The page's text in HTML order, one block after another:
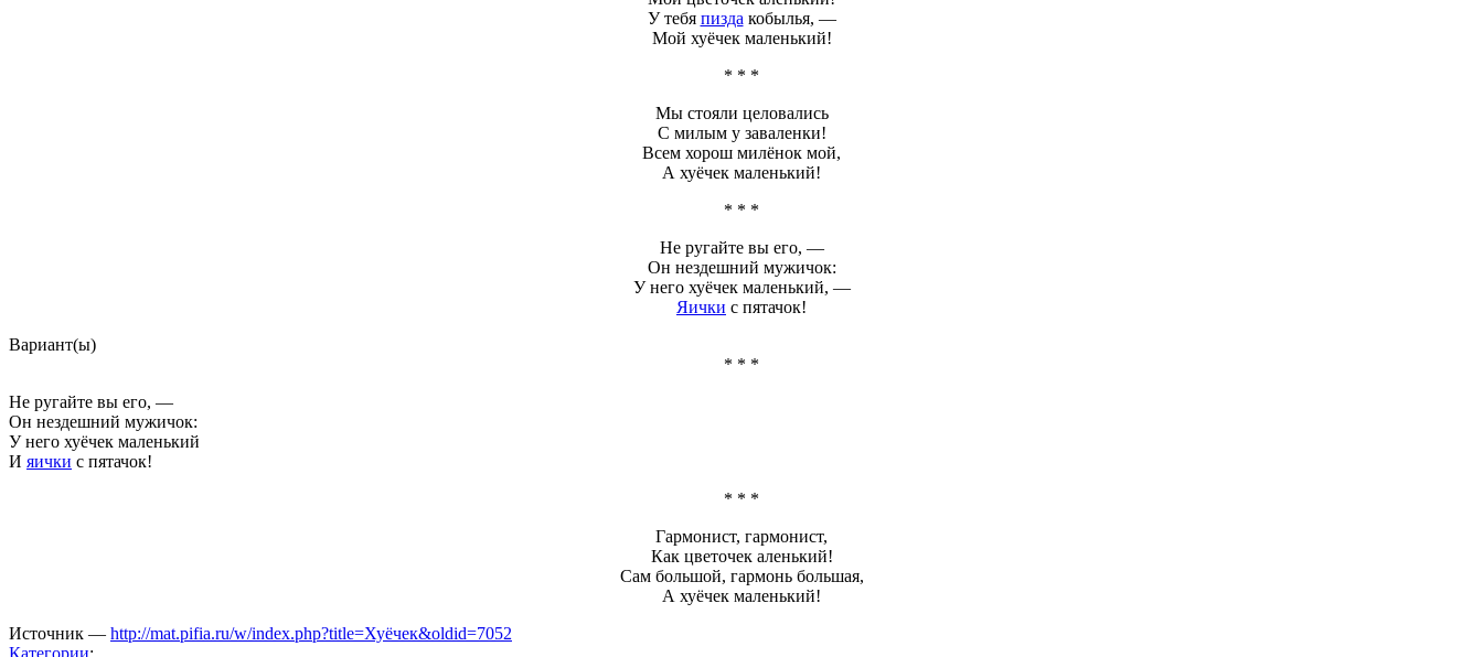
У тебя пизда кобылья, —
Мой хуёчекмаленький!
* * *
Мы стояли целовались
С милым у заваленки!
Всем хорош милёнок мой,
А хуёчек маленький!
* * *
Не ругайте вы его, —
Он нездешний мужичок:
У него хуёчекмаленький, —
Яички с пятачок!
Вариант(ы)
* * *
Не ругайте вы его, —
Он нездешний мужичок:
У него хуёчек маленький
И яички с пятачок!
* * *
Гармонист, гармонист,
Как цветочек аленький!
Сам большой, гармонь большая,
А хуёчек маленький!
Источник — http://mat.pifia.ru/w/index.php?title=Хуёчек&oldid=7052